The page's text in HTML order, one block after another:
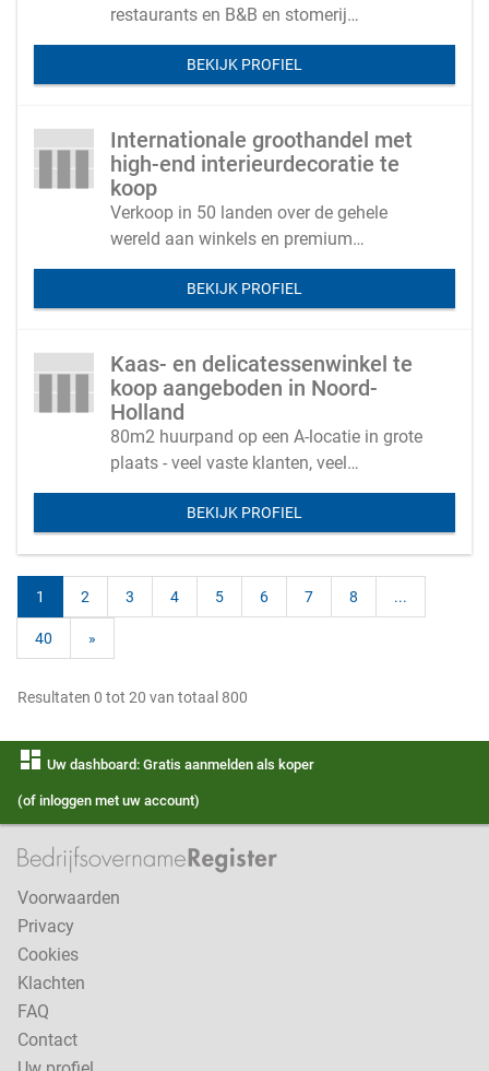
restaurants en B&B en stomerij
innamepunt
BEKIJK PROFIEL
Internationale groothandel met
high-end interieurdecoratie te
koop
Verkoop in 50 landen over de gehele
wereld aan winkels en premium
eindklanten
BEKIJK PROFIEL
Kaas- en delicatessenwinkel te
koop aangeboden in Noord-
Holland
80m2 huurpand op een A-locatie in grote
plaats - veel vaste klanten, veel
passanten
BEKIJK PROFIEL
1 2 3 4 5 6 7 8 ...
40 »
Resultaten 0 tot 20 van totaal 800
dashboard Uw dashboard: Gratis aanmelden als koper
(of inloggen met uw account)
Voorwaarden
Privacy
Cookies
Klachten
FAQ
Contact